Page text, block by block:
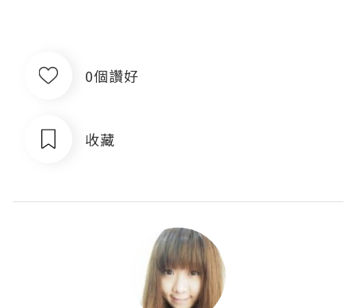
0個讚好
收藏